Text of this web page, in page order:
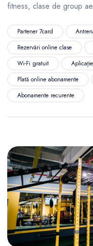
fitness, clase de group
Partener 7card
Rezervări online clase
Wi-Fi gratuit
Plată online abonamente
Abonamente recurente